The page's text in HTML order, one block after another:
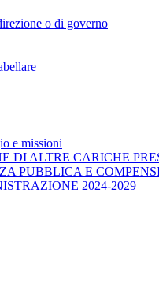
o di governo
e missioni
DI ALTRE CARICHE
PUBBLICA E
2024-2029